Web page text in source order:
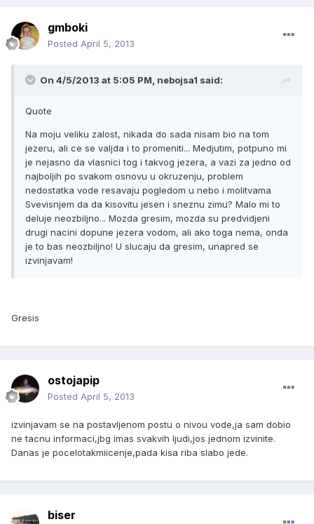
gmboki
Posted April 5, 2013
On 4/5/2013 at 5:05 PM, nebojsa1 said:
Quote
Na moju veliku zalost, nikada do sada nisam bio na tom
jezeru, ali ce se valjda i to promeniti... Medjutim, potpuno mi
je nejasno da vlasnici tog i takvog jezera, a vazi za jedno od
najboljih po svakom osnovu u okruzenju, problem
nedostatka vode resavaju pogledom u nebo i molitvama
Svevisnjem da da kisovitu jesen i sneznu zimu? Malo mi to
deluje neozbiljno... Mozda gresim, mozda su predvidjeni
drugi nacini dopune jezera vodom, ali ako toga nema, onda
je to bas neozbiljno! U slucaju da gresim, unapred se
izvinjavam!
Gresis
ostojapip
Posted April 5, 2013
izvinjavam se na postavljenom postu o nivou vode,ja sam dobio
ne tacnu informaci,jbg imas svakvih ljudi,jos jednom izvinite.
Danas je pocelotakmiicenje,pada kisa riba slabo jede.
biser